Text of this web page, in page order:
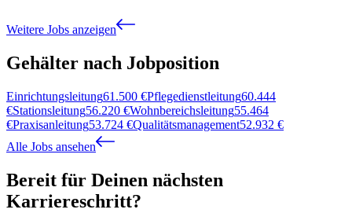
Weitere Jobs anzeigen
Gehälter nach Jobposition
Einrichtungsleitung61.500 €Pflegedienstleitung60.444
€Stationsleitung56.220 €Wohnbereichsleitung55.464
€Praxisanleitung53.724 €Qualitätsmanagement52.932 €
Alle Jobs ansehen
Bereit für Deinen nächsten
Karriereschritt?